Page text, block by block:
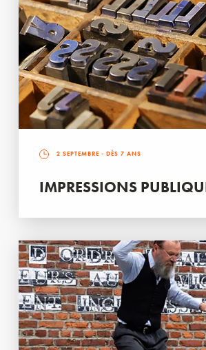
2 SEPTEMBRE - DÈS 7 ANS
IMPRESSIONS